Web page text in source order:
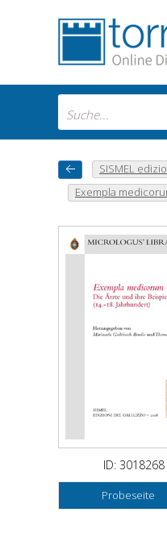
SISMEL
Exempla
ID: 3018268
Probeseite